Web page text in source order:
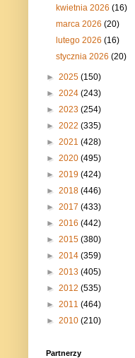
kwietnia 2026(16)
marca 2026(20)
lutego 2026(16)
stycznia 2026(20)
► 2025 (150)
► 2024 (243)
► 2023 (254)
► 2022 (335)
► 2021 (428)
► 2020 (495)
► 2019 (424)
► 2018 (446)
► 2017 (433)
► 2016 (442)
► 2015 (380)
► 2014 (359)
► 2013 (405)
► 2012 (535)
► 2011 (464)
► 2010 (210)
Partnerzy